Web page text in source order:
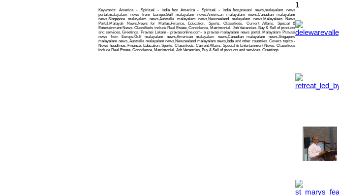
Keywords: America - Spiritual - india_fest America - Spiritual - india_fest,pravasi news,malayalam news
portal,malayalam news from Europe,Gulf malayalam news,American malayalam news,Canadian malayalam
news,Singapore malayalam news,Australia malayalam news,Newzealand malayalam news,Malayalees News
Portal,Malayali News,News for Mallus,Finance, Education, Sports, Classifieds, Current Affairs, Special &
Entertainment News. Classifieds include Real Estate, Condolence, Matrimonial, Job Vacancies, Buy & Sell of products
and services, Greetings. Pravasi Lokam - pravasionline.com- a pravasi malayalam news portal. Malayalam Pravasi
news from Europe,Gulf malayalam news,American malayalam news,Canadian malayalam news,Singapore
malayalam news, Australia malayalam news,Newzealand malayalam news,Inda and other countries. Covers topics -
News headlines, Finance, Education, Sports, Classifieds, Current Affairs, Special & Entertainment News. Classifieds
include Real Estate, Condolence, Matrimonial, Job Vacancies, Buy & Sell of products and services, Greetings.
1